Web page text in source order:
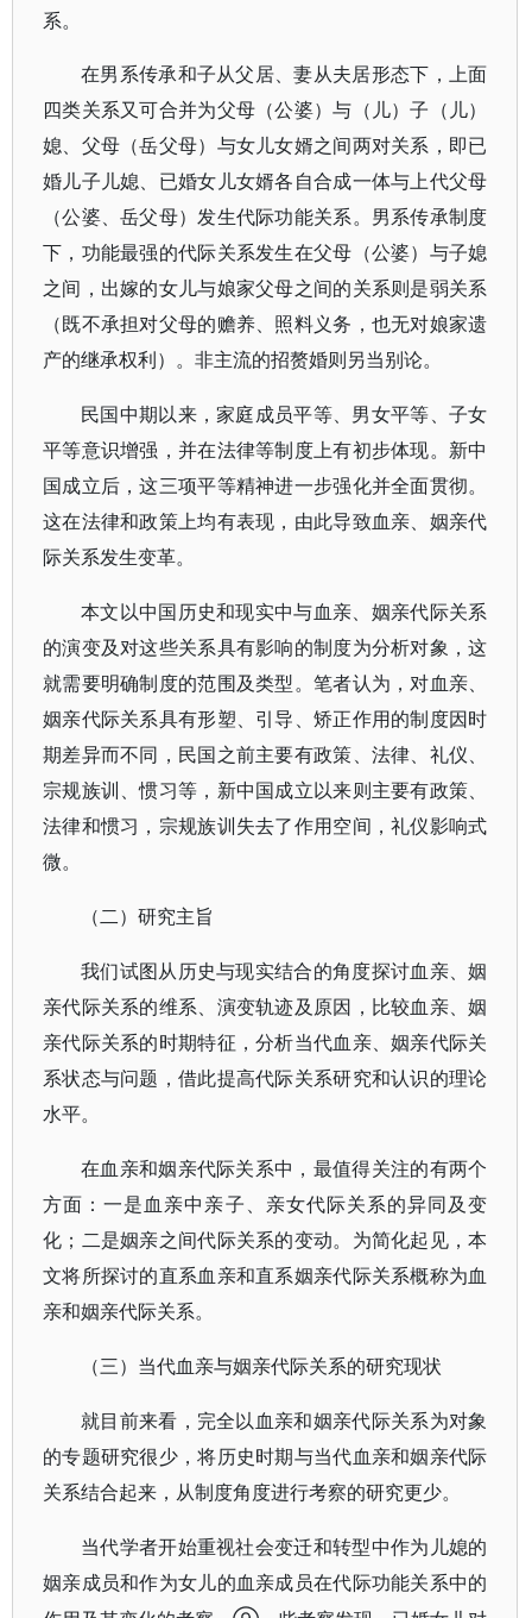
系。
在男系传承和子从父居、妻从夫居形态下，上面
四类关系又可合并为父母（公婆）与（儿）子（儿）
媳、父母（岳父母）与女儿女婿之间两对关系，即已
婚儿子儿媳、已婚女儿女婿各自合成一体与上代父母
（公婆、岳父母）发生代际功能关系。男系传承制度
下，功能最强的代际关系发生在父母（公婆）与子媳
之间，出嫁的女儿与娘家父母之间的关系则是弱关系
（既不承担对父母的赡养、照料义务，也无对娘家遗
产的继承权利）。非主流的招赘婚则另当别论。
民国中期以来，家庭成员平等、男女平等、子女
平等意识增强，并在法律等制度上有初步体现。新中
国成立后，这三项平等精神进一步强化并全面贯彻。
这在法律和政策上均有表现，由此导致血亲、姻亲代
际关系发生变革。
本文以中国历史和现实中与血亲、姻亲代际关系
的演变及对这些关系具有影响的制度为分析对象，这
就需要明确制度的范围及类型。笔者认为，对血亲、
姻亲代际关系具有形塑、引导、矫正作用的制度因时
期差异而不同，民国之前主要有政策、法律、礼仪、
宗规族训、惯习等，新中国成立以来则主要有政策、
法律和惯习，宗规族训失去了作用空间，礼仪影响式
微。
（二）研究主旨
我们试图从历史与现实结合的角度探讨血亲、姻
亲代际关系的维系、演变轨迹及原因，比较血亲、姻
亲代际关系的时期特征，分析当代血亲、姻亲代际关
系状态与问题，借此提高代际关系研究和认识的理论
水平。
在血亲和姻亲代际关系中，最值得关注的有两个
方面：一是血亲中亲子、亲女代际关系的异同及变
化；二是姻亲之间代际关系的变动。为简化起见，本
文将所探讨的直系血亲和直系姻亲代际关系概称为血
亲和姻亲代际关系。
（三）当代血亲与姻亲代际关系的研究现状
就目前来看，完全以血亲和姻亲代际关系为对象
的专题研究很少，将历史时期与当代血亲和姻亲代际
关系结合起来，从制度角度进行考察的研究更少。
当代学者开始重视社会变迁和转型中作为儿媳的
姻亲成员和作为女儿的血亲成员在代际功能关系中的